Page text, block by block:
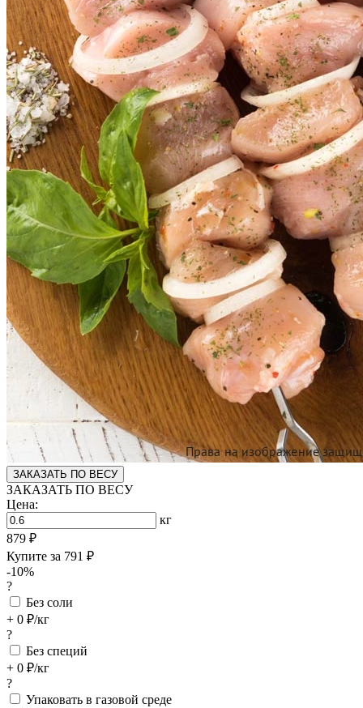
ЗАКАЗАТЬ ПО ВЕСУ
ЗАКАЗАТЬ ПО ВЕСУ
Цена:
кг
879 ₽
Купите за 791 ₽
-10%
?
Без соли
+ 0 ₽/кг
?
Без специй
+ 0 ₽/кг
?
Упаковать в газовой среде